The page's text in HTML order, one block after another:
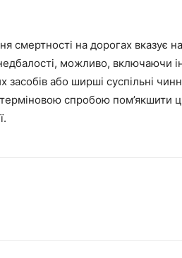
смертності на дорогах вказує
можливо, включаючи
засобів або ширші суспільні
терміновою спробою пом’якшити